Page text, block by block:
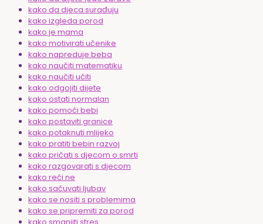
kako da djeca surađuju
kako izgleda porod
kako je mama
kako motivirati učenike
kako napreduje beba
kako naučiti matematiku
kako naučiti učiti
kako odgojiti dijete
kako ostati normalan
kako pomoći bebi
kako postaviti granice
kako potaknuti mlijeko
kako pratiti bebin razvoj
kako pričati s djecom o smrti
kako razgovarati s djecom
kako reći ne
kako sačuvati ljubav
kako se nositi s problemima
kako se pripremiti za porod